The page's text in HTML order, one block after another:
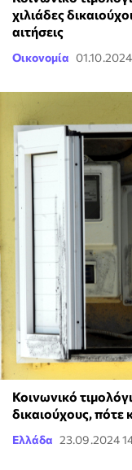
χιλιάδες
αιτήσεις
Οικονομία
Κοινωνικό
δικαιούχους, πότε
Ελλάδα 23.09.2024